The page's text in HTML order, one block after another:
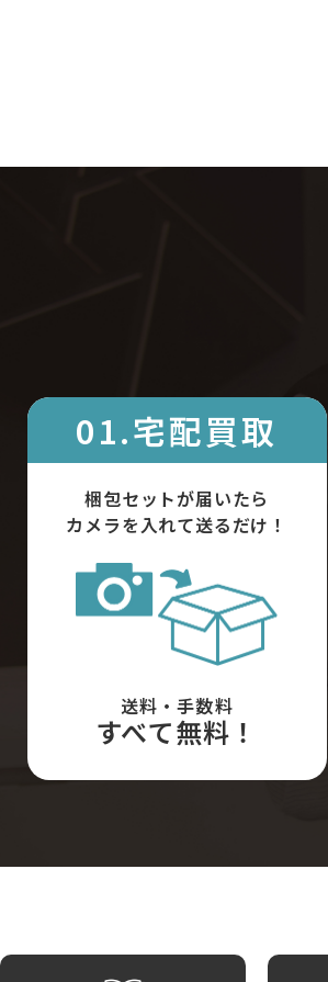
01.宅配買取
梱包セットが届いたら
カメラを入れて送るだけ！
送料・手数料
すべて無料！